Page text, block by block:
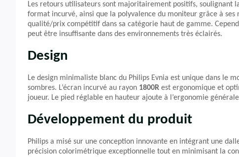
Les retours utilisateurs sont majoritairement positifs, soulignant
format incurvé, ainsi que la polyvalence du moniteur grâce à
qualité/prix compétitif dans sa catégorie haut de gamme.
peut être insuffisante dans des environnements très éclairés.
Design
Le design minimaliste blanc du Philips Evnia est unique dans le
sombres. L’écran incurvé au rayon 1800R est ergonomique et
joueur. Le pied réglable en hauteur ajoute à l’ergonomie
Développement du produit
Philips a misé sur une conception innovante en intégrant une
précision colorimétrique exceptionnelle tout en minimisant la